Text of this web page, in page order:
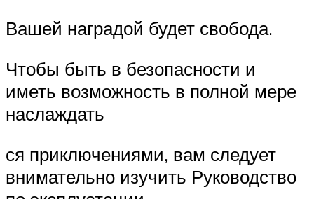
Вашей наградой будет свобода.
Чтобы быть в безопасности и
иметь возможность в полной мере
наслаждать
ся приключениями, вам следует
внимательно изучить Руководство